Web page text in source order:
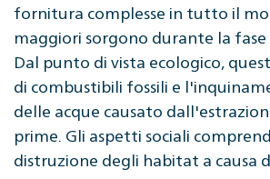
fornitura complesse in tutto il
maggiori sorgono durante la
Dal punto di vista ecologico,
di combustibili fossili e
delle acque causato
prime. Gli aspetti sociali
distruzione degli habitat a causa